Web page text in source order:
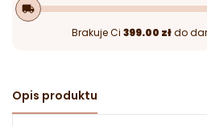
local_shipping
Brakuje Ci 399.00 złdo
Opis produktu